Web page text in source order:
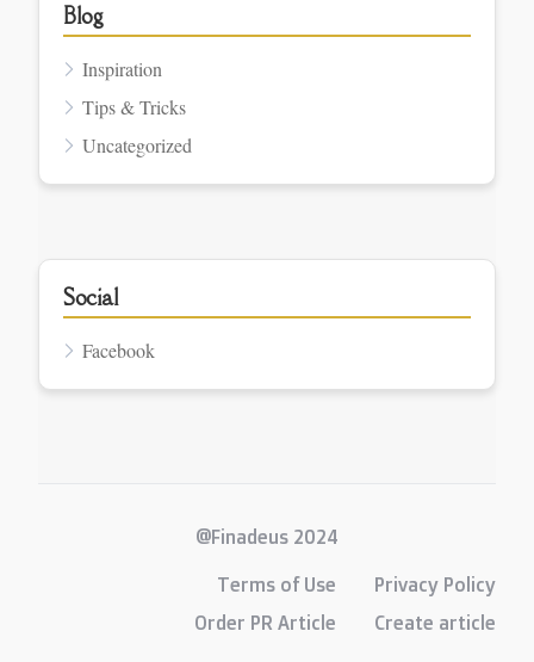
Blog
Inspiration
Tips & Tricks
Uncategorized
Social
Facebook
@Finadeus 2024
Terms of Use
Privacy Policy
Order PR Article
Create article